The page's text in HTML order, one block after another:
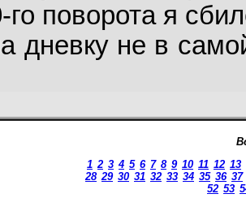
го поворота я
дневку не в
1 2 3 4 5 6 7 8 9 10 11 12 13
28 29 30 31 32 33 34 35 36 37
52 53